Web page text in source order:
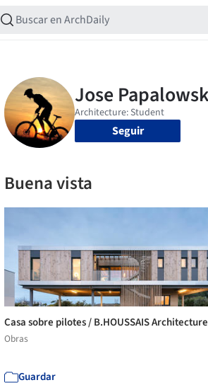
Seguir
Buena vista
Casa sobre pilotes / B.HOUSSAIS Architecture
Obras
Guardar